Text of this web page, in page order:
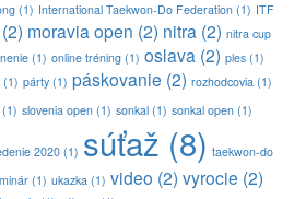
(1) International Taekwon-Do Federation (1) ITF
(2) moravia open (2) nitra (2) nitra cup
(1) online tréning(1) oslava(2) ples(1)
(1) párty(1) páskovanie (2) rozhodcovia(1)
slovenia open(1) sonkal(1) sonkal open(1)
2020 (1) súťaž (8) taekwon-do
(1) ukazka(1) video (2) vyrocie (2)